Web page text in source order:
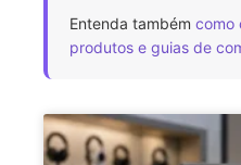
Entenda também como
produtos e guias de